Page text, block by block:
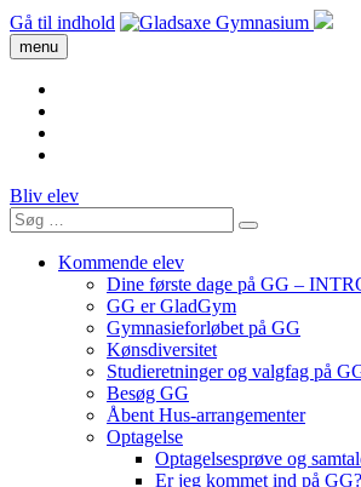
Gå til indhold
menu
Bliv elev
Kommende elev
Dine første dage på GG –
GG er GladGym
Gymnasieforløbet på GG
Kønsdiversitet
Studieretninger og valgfag på
Besøg GG
Åbent Hus-arrangementer
Optagelse
Optagelsesprøve og
Er jeg kommet ind på GG?